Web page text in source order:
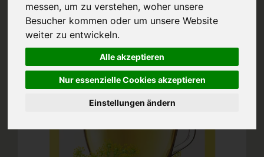
messen, um zu verstehen, woher unsere
Besucher kommen oder um unsere Website
weiter zu entwickeln.
Alle akzeptieren
Nur essenzielle Cookies akzeptieren
Einstellungen ändern